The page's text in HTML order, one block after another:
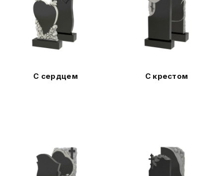
С сердцем С крестом